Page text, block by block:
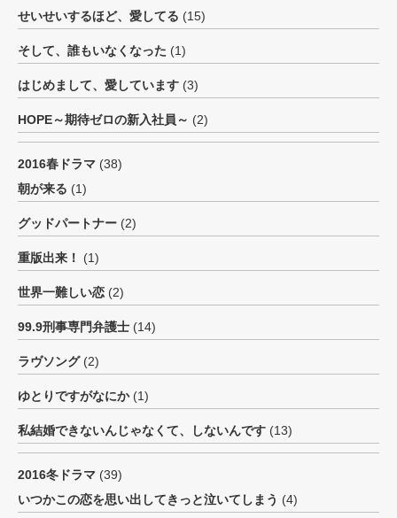
せいせいするほど、愛してる (15)
そして、誰もいなくなった (1)
はじめまして、愛しています (3)
HOPE～期待ゼロの新入社員～ (2)
2016春ドラマ (38)
朝が来る (1)
グッドパートナー (2)
重版出来！ (1)
世界一難しい恋 (2)
99.9刑事専門弁護士 (14)
ラヴソング(2)
ゆとりですがなにか(1)
私結婚できないんじゃなくて、しないんです (13)
2016冬ドラマ (39)
いつかこの恋を思い出してきっと泣いてしまう (4)